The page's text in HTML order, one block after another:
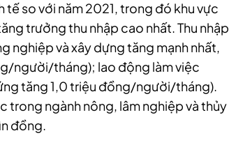
so với năm 2021, trong đó khu vực
trưởng thu nhập cao nhất. Thu nhập
nghiệp và xây dựng tăng mạnh nhất,
người/tháng); lao động làm việc
tăng 1,0 triệu đồng/người/tháng).
trong ngành nông, lâm nghiệp và thủy
đồng.